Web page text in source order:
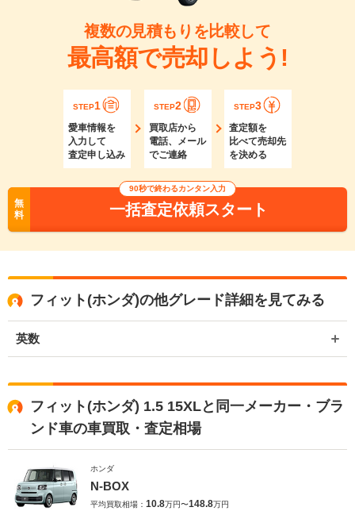
複数の見積もりを比較して
最高額で売却しよう!
STEP1
愛車情報を
入力して
査定申し込み
STEP2
買取店から
電話、メール
でご連絡
STEP3
査定額を
比べて売却先
を決める
無
料
90秒で終わるカンタン入力
一括査定依頼スタート
フィット(ホンダ)の他グレード詳細を見てみる
英数
フィット(ホンダ) 1.5 15XLと同一メーカー・ブラ
ンド車の車買取・査定相場
ホンダ
N-BOX
平均買取相場： 10.8万円〜148.8万円